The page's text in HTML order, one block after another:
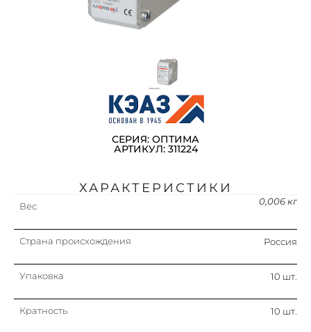
СЕРИЯ: ОПТИМА
АРТИКУЛ: 311224
ХАРАКТЕРИСТИКИ
Вес 0,006 кг
Страна происхождения Россия
Упаковка 10 шт.
Кратность 10 шт.